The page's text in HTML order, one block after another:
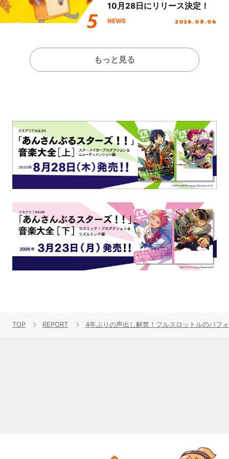
10月28日にリリース決定！
NEWS 2026.08.06
もっと見る
TOP REPORT 4年ぶりの声出し解禁！フルスロットルのパフ